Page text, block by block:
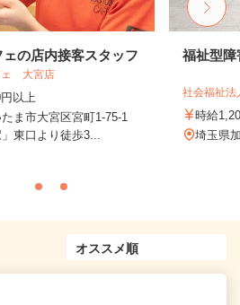
の店内接客スタッフ
ェ 大宮店
以上
ま市大宮区宮町1-75-1
」東口より徒歩3...
福祉型障
社会福祉法
時給
埼玉県